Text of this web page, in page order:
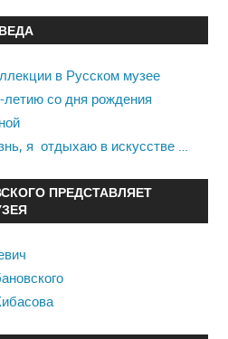
в Русском музее
со дня рождения
я отдыхаю в искусстве …
ПРЕДСТАВЛЯЕТ